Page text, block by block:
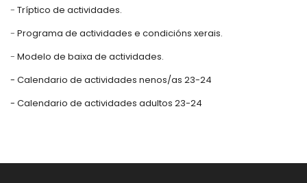
- Tríptico de actividades.
- Programa de actividades e condicións xerais.
- Modelo de baixa de actividades.
- Calendario de actividades nenos/as 23-24
- Calendario de actividades adultos 23-24